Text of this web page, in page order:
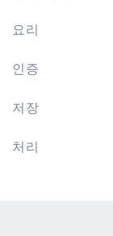
요리
인증
저장
처리